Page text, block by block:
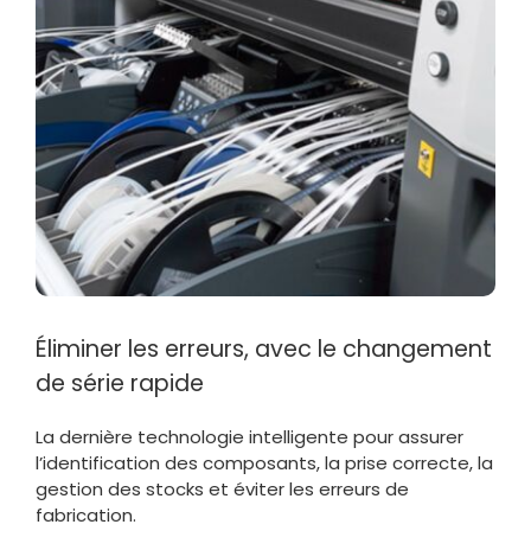
Éliminer les erreurs, avec le changement
de série rapide
La dernière technologie intelligente pour assurer
l’identification des composants, la prise correcte, la
gestion des stocks et éviter les erreurs de
fabrication.